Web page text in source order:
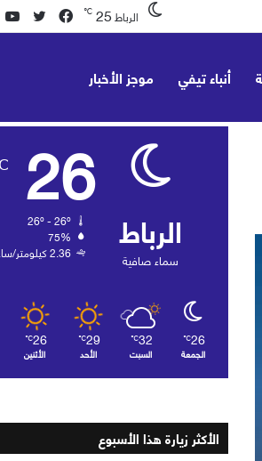
تويتر
فيسبوك الرباط25
℃
أنباء تيفي موجز الأخبار
الرباط
سماء صافية
26
75%
2.36 كيلومتر/ساعة
26
℃
الجمعة
32
℃
السبت
29
℃
الأحد
26
℃
الأثنين
الأكثر زيارة هذا الأسبوع